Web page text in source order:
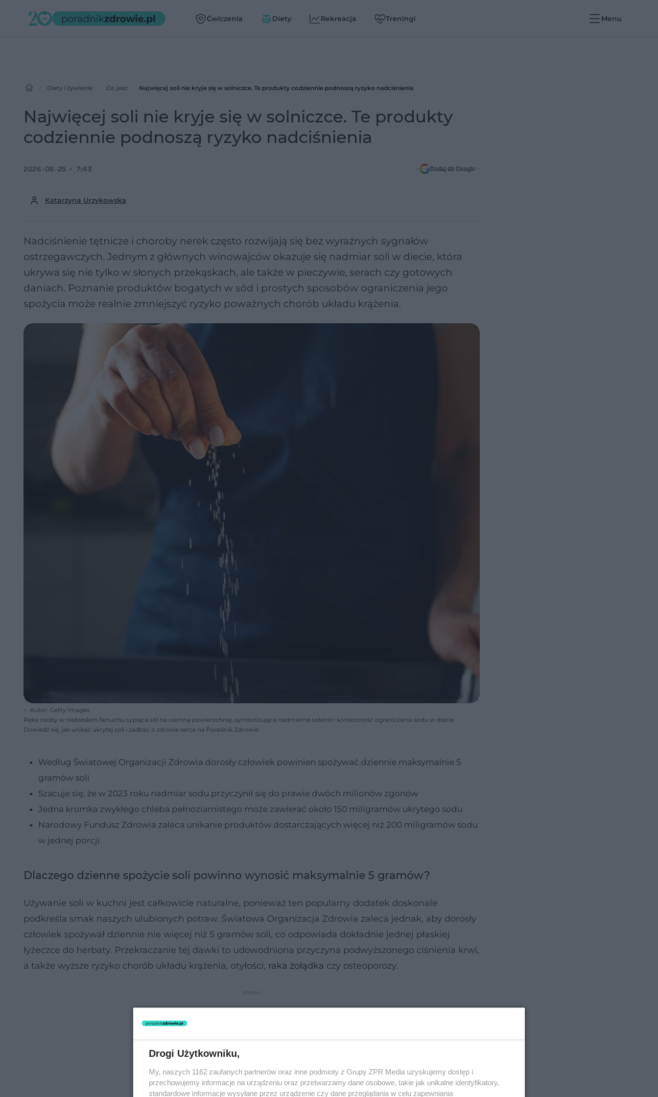
Ćwiczenia Diety Rekreacja Treningi Menu
Diety i żywienie Co jesz Najwięcej soli nie kryje się w solniczce. Te produkty codziennie podnoszą ryzyko nadciśnienia
Najwięcej soli nie kryje się w solniczce. Te produkty
codziennie podnoszą ryzyko nadciśnienia
Katarzyna Urzykowska
2026-06-25 7:43 Dodaj do Google
Nadciśnienie tętnicze i choroby nerek często rozwijają się bez wyraźnych sygnałów
ostrzegawczych. Jednym z głównych winowajców okazuje się nadmiar soli w diecie, która
ukrywa się nie tylko w słonych przekąskach, ale także w pieczywie, serach czy gotowych
daniach. Poznanie produktów bogatych w sód i prostych sposobów ograniczenia jego
spożycia może realnie zmniejszyć ryzyko poważnych chorób układu krążenia.
Autor: Getty Images
Ręka osoby w niebieskim fartuchu sypiąca sól na ciemną powierzchnię, symbolizująca nadmierne solenie i konieczność ograniczania sodu w diecie.
Dowiedz się, jak unikać ukrytej soli i zadbać o zdrowe serce na Poradnik Zdrowie.
Według Światowej Organizacji Zdrowia dorosły człowiek powinien spożywać dziennie maksymalnie 5
gramów soli
Szacuje się, że w 2023 roku nadmiar sodu przyczynił się do prawie dwóch milionów zgonów
Jedna kromka zwykłego chleba pełnoziarnistego może zawierać około 150 miligramów ukrytego sodu
Narodowy Fundusz Zdrowia zaleca unikanie produktów dostarczających więcej niż 200 miligramów sodu
w jednej porcji
Dlaczego dzienne spożycie soli powinno wynosić maksymalnie 5 gramów?
Używanie soli w kuchni jest całkowicie naturalne, ponieważ ten popularny dodatek doskonale
podkreśla smak naszych ulubionych potraw. Światowa Organizacja Zdrowia zaleca jednak, aby dorosły
człowiek spożywał dziennie nie więcej niż 5 gramów soli, co odpowiada dokładnie jednej płaskiej
łyżeczce do herbaty. Przekraczanie tej dawki to udowodniona przyczyna podwyższonego ciśnienia krwi,
a także wyższe ryzyko chorób układu krążenia, otyłości, raka żołądka czy osteoporozy.
Drogi Użytkowniku,
My, naszych 1162 zaufanych partnerów oraz inne podmioty z Grupy ZPR Media uzyskujemy dostęp i
przechowujemy informacje na urządzeniu oraz przetwarzamy dane osobowe, takie jak unikalne identyfikatory,
standardowe informacje wysyłane przez urządzenie czy dane przeglądania w celu zapewniania